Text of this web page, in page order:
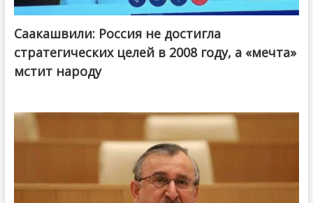
Саакашвили: Россия не достигла
стратегических целей в 2008 году, а «мечта»
мстит народу